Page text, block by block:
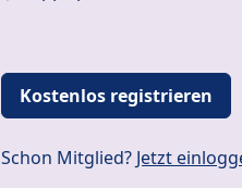
Kostenlos registrieren
Schon Mitglied? Jetzt